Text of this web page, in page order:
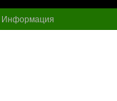
Информация